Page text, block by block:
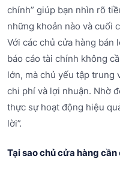
chính” giúp bạn nhìn rõ
những khoản nào và cuối
Với các chủ cửa hàng bán
báo cáo tài chính không
lớn, mà chủ yếu tập trung
chi phí và lợi nhuận. Nhờ
thực sự hoạt động hiệu
lời”.
Tại sao chủ cửa hàng cần